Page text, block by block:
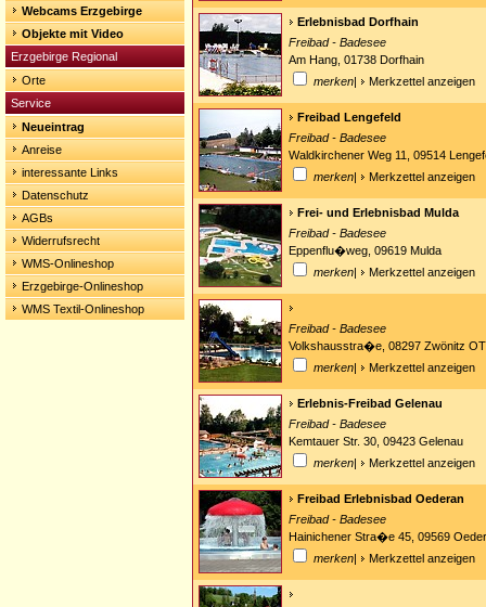
Webcams Erzgebirge
Objekte mit Video
Erzgebirge Regional
Orte
Service
Neueintrag
Anreise
interessante Links
Datenschutz
AGBs
Widerrufsrecht
WMS-Onlineshop
Erzgebirge-Onlineshop
WMS Textil-Onlineshop
Erlebnisbad Dorfhain
Freibad - Badesee
Am Hang, 01738 Dorfhain
merken| Merkzettel anzeigen
Freibad Lengefeld
Freibad - Badesee
Waldkirchener Weg 11, 09514
merken| Merkzettel anzeigen
Frei- und Erlebnisbad Mulda
Freibad - Badesee
Eppenflu�weg, 09619 Mulda
merken| Merkzettel anzeigen
Freibad - Badesee
Volkshausstra�e, 08297 Zwönitz
merken| Merkzettel anzeigen
Erlebnis-Freibad Gelenau
Freibad - Badesee
Kemtauer Str. 30, 09423 Gelenau
merken| Merkzettel anzeigen
Freibad Erlebnisbad Oederan
Freibad - Badesee
Hainichener Stra�e 45, 09569
merken| Merkzettel anzeigen